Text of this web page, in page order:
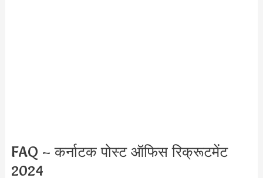
FAQ – कर्नाटक पोस्ट ऑफिस रिक्रूटमेंट
2024